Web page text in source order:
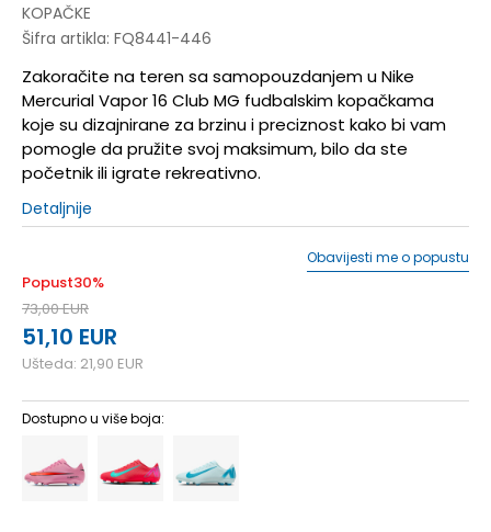
KOPAČKE
Šifra artikla: FQ8441-446
Zakoračite na teren sa samopouzdanjem u Nike
Mercurial Vapor 16 Club MG fudbalskim kopačkama
koje su dizajnirane za brzinu i preciznost kako bi vam
pomogle da pružite svoj maksimum, bilo da ste
početnik ili igrate rekreativno.
Detaljnije
Popust30%
73,00EUR
51,10 EUR
Ušteda: 21,90 EUR
Obavijesti me o popustu
Dostupno u više boja: